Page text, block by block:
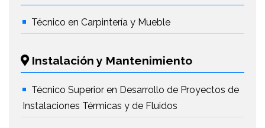
Técnico en Carpintería y Mueble
Instalación y Mantenimiento
Técnico Superior en Desarrollo de Proyectos de
Instalaciones Térmicas y de Fluidos